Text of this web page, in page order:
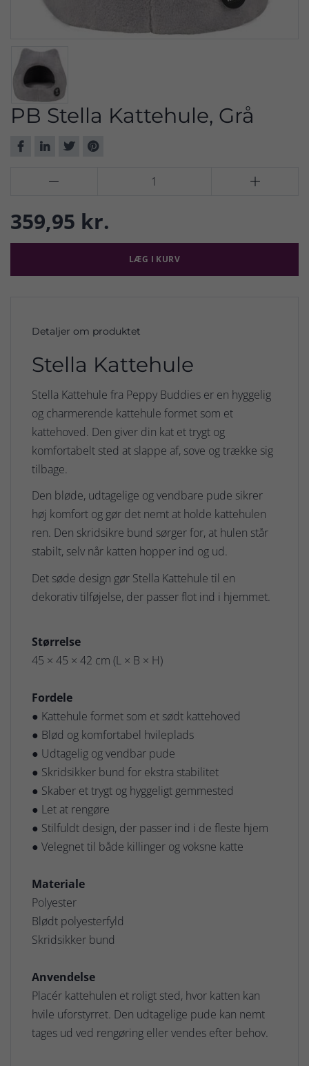
PB Stella Kattehule, Grå
 
359,95 kr.
LÆG I KURV
Detaljer om produktet
Stella Kattehule
Stella Kattehule fra Peppy Buddies er en hyggelig
og charmerende kattehule formet som et
kattehoved. Den giver din kat et trygt og
komfortabelt sted at slappe af, sove og trække sig
tilbage.
Den bløde, udtagelige og vendbare pude sikrer
høj komfort og gør det nemt at holde kattehulen
ren. Den skridsikre bund sørger for, at hulen står
stabilt, selv når katten hopper ind og ud.
Det søde design gør Stella Kattehule til en
dekorativ tilføjelse, der passer flot ind i hjemmet.
Størrelse
45 × 45 × 42 cm (L × B × H)
Fordele
● Kattehule formet som et sødt kattehoved
● Blød og komfortabel hvileplads
● Udtagelig og vendbar pude
● Skridsikker bund for ekstra stabilitet
● Skaber et trygt og hyggeligt gemmested
● Let at rengøre
● Stilfuldt design, der passer ind i de fleste hjem
● Velegnet til både killinger og voksne katte
Materiale
Polyester
Blødt polyesterfyld
Skridsikker bund
Anvendelse
Placér kattehulen et roligt sted, hvor katten kan
hvile uforstyrret. Den udtagelige pude kan nemt
tages ud ved rengøring eller vendes efter behov.